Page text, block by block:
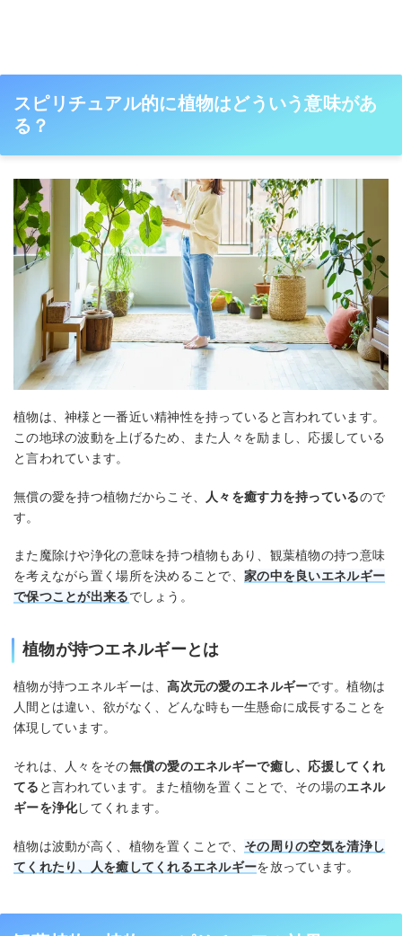
スピリチュアル的に植物はどういう意味があ
る？
植物は、神様と一番近い精神性を持っていると言われています。
この地球の波動を上げるため、また人々を励まし、応援している
と言われています。
無償の愛を持つ植物だからこそ、 人々を癒す力を持っているので
す。
また魔除けや浄化の意味を持つ植物もあり、観葉植物の持つ意味
を考えながら置く場所を決めることで、家の中を良いエネルギー
で保つことが出来るでしょう。
植物が持つエネルギーとは
植物が持つエネルギーは、高次元の愛のエネルギーです。植物は
人間とは違い、欲がなく、どんな時も一生懸命に成長することを
体現しています。
それは、人々をその無償の愛のエネルギーで癒し、応援してくれ
てる と言われています。また植物を置くことで、その場のエネル
ギーを浄化してくれます。
植物は波動が高く、植物を置くことで、 その周りの空気を清浄し
てくれたり、人を癒してくれるエネルギーを放っています。